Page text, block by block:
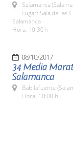
Salamanca
Lugar: Sala de las
Salamanca
Hora: 10:30 h
08/10/2017
34 Media
Salamanca
Babilafuente
Hora: 10:00 h.